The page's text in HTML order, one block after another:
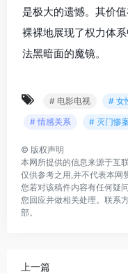
是极大的遗憾。其价
裸裸地展现了权力体
法黑暗面的魔镜。
# 电影电视 # 女
# 情感关系
# 灭门惨
© 版权声明
本网所提供的信息来源于互
仅供参考之用,并不代表本网
您若对该稿件内容有任何疑
您回应并做相关处理。联系
部。
上一篇